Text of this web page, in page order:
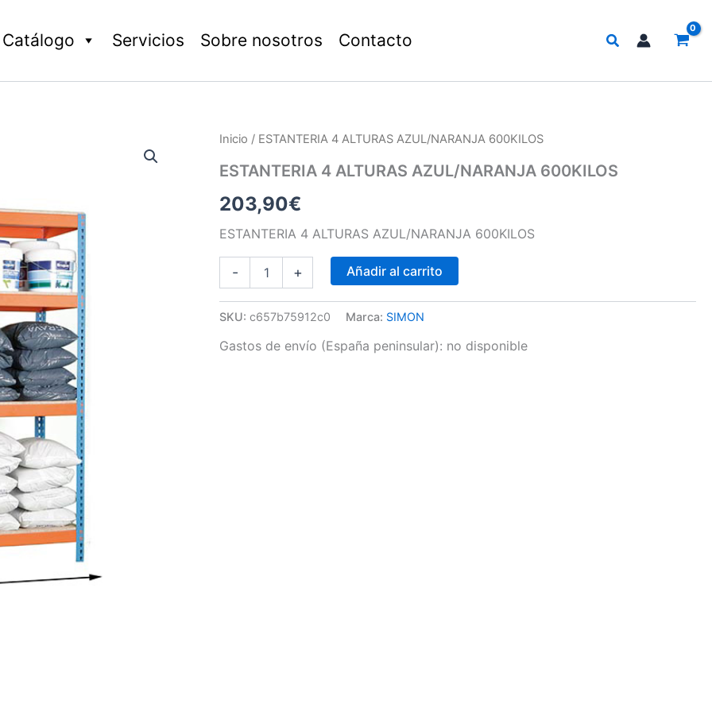
Catálogo Servicios Sobre nosotros Contacto Buscar
Inicio / ESTANTERIA 4 ALTURAS AZUL/NARANJA 600KILOS
ESTANTERIA 4 ALTURAS AZUL/NARANJA 600KILOS
203,90€
ESTANTERIA 4 ALTURAS AZUL/NARANJA 600KILOS
-
ESTANTERIA
ALTURAS
600KILOS
cantidad
+ Añadir al carrito
SKU:c657b75912c0 Marca: SIMON
Gastos de envío (España peninsular): no disponible